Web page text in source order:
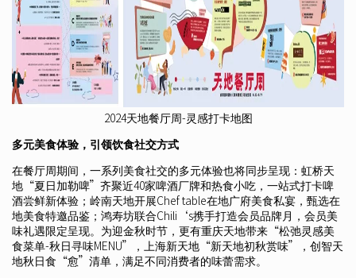
2024天地餐厅周-灵感打卡地图
多元美食体验，引领饮食社交方式
在餐厅周期间，一系列美食社交的多元体验也将同步呈现：虹桥天
地“夏日加勒啤”齐聚近40家啤酒厂牌和热食小吃，一站式打卡啤
酒尝鲜新体验；岭南天地开展Chef table在地广府美食私宴，甄选在
地美食特邀品鉴；鸿寿坊联合Chili‘s携手打造会员品牌月，会员美
味礼遇限定呈现。为迎金秋时节，更有重庆天地带来“松弛灵感美
食菜单-秋日寻味MENU”，上海新天地“新天地初秋赏味”，创智天
地秋日食“愈”清单，满足不同消费者的味蕾需求。